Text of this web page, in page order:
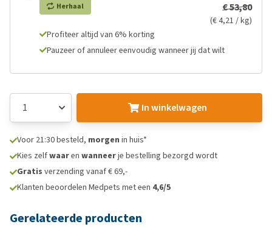
Herhaal € 53,80
(€ 4,21 / kg)
Profiteer altijd van 6% korting
Pauzeer of annuleer eenvoudig wanneer jij dat wilt
In winkelwagen
Voor 21:30 besteld, morgen in huis*
Kies zelfwaaren wanneerje bestelling bezorgd wordt
Gratis verzending vanaf € 69,-
Klanten beoordelen Medpets met een 4,6/5
Gerelateerde producten